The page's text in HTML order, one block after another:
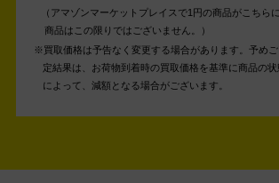
アマゾンマーケットプレイスで1円の商品がこちら
商品はこの限りではございません。
買取価格は予告なく変更する場合があります。予めご
定結果は、お荷物到着時の買取価格を基準に商品の
によって、減額となる場合がございます。